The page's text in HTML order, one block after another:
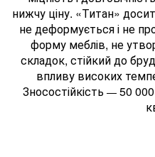
нижчу ціну. «Титан»
не деформується і не
форму меблів, не
складок, стійкий до
впливу високих
Зносостійкість —50 000